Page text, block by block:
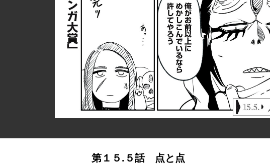
第１５.５話 点と点